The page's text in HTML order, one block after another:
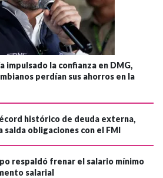
impulsado la confianza en DMG,
perdían sus ahorros en la
histórico de deuda externa,
salda obligaciones con el FMI
respaldó frenar el salario mínimo
salarial